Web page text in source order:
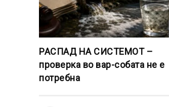
РАСПАД НА СИСТЕМОТ –
проверка во вар-собата не е
потребна